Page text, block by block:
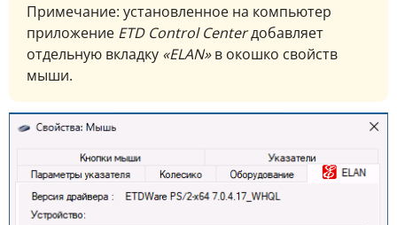
Примечание: установленное на компьютер
приложение ETD Control Centerдобавляет
отдельную вкладку «ELAN»в окошко свойств
мыши.